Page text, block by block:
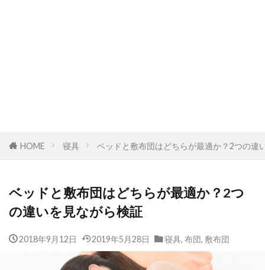
HOME 寝具 ベッドと敷布団はどちらが最適か？2つの違
ベッドと敷布団はどちらが最適か？2つ
の違いを見ながら検証
2018年9月12日 2019年5月28日 寝具, 布団, 敷布団